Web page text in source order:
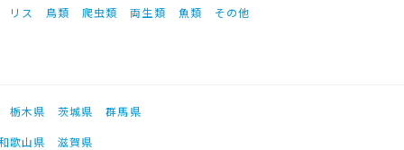
リス 鳥類 爬虫類 両生類 魚類 その他
栃木県 茨城県
群馬県
歌山県
滋賀県